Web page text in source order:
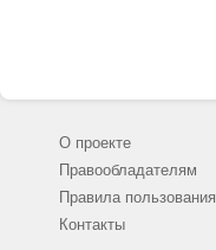
О проекте
Правообладателям
Правила пользования
Контакты